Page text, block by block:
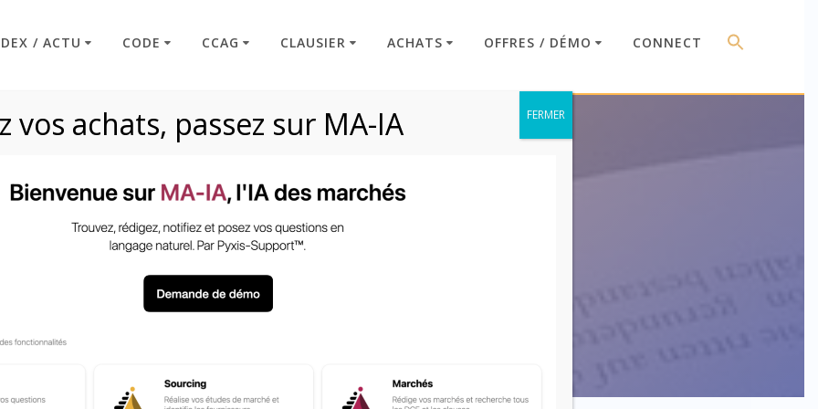
/ ACTU CODE CCAG CLAUSIER ACHATS OFFRES / DÉMO CONNECT
R2143-13 à R2143-14
Code : Commande Publique
vos achats, passez sur MA-IA FERMER